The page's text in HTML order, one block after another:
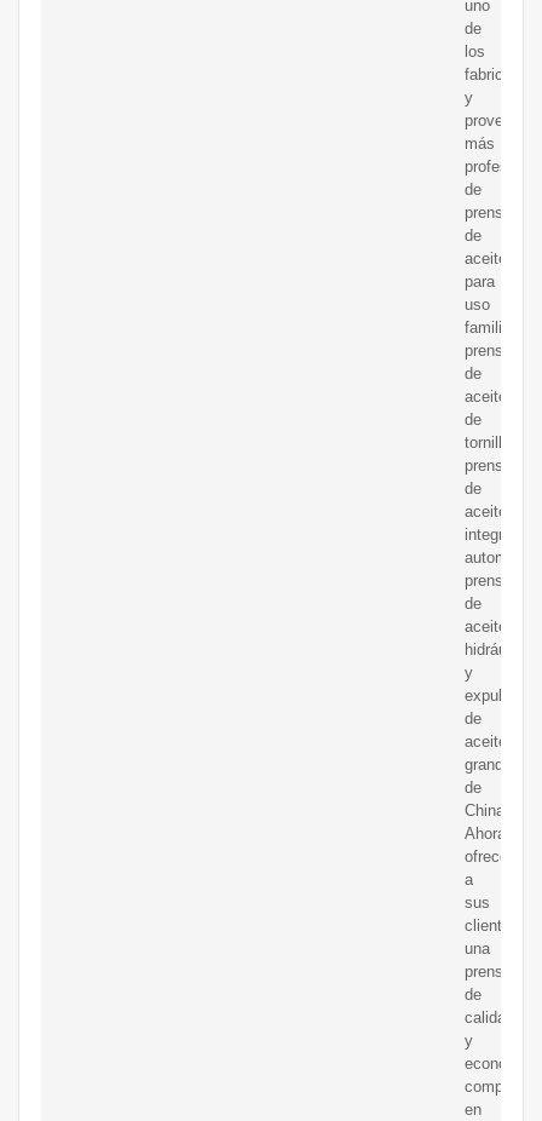
uno
de
los
fabricantes
y
más
de
prensas
de
aceite
para
uso
familiar,
prensas
de
aceite
de
tornillo,
prensas
de
aceite
integradas
prensas
de
aceite
hidráulicas
y
expulsores
de
aceite
grandes
de
China.
Ahora
ofrecemos
a
sus
clientes
una
prensa
de
calidad
y
en